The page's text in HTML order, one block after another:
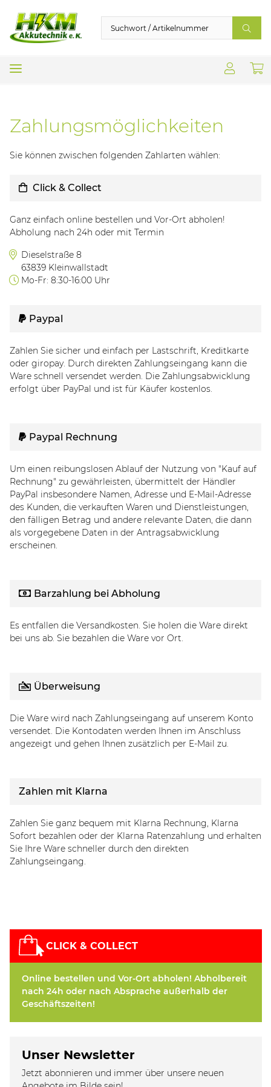
Zahlungsmöglichkeiten
Sie können zwischen folgenden Zahlarten wählen:
Click & Collect
Ganz einfach online bestellen und Vor-Ort abholen!
Abholung nach 24h oder mit Termin
Dieselstraße 8
63839 Kleinwallstadt
Mo-Fr: 8:30-16:00 Uhr
Paypal
Zahlen Sie sicher und einfach per Lastschrift, Kreditkarte
oder giropay. Durch direkten Zahlungseingang kann die
Ware schnell versendet werden. Die Zahlungsabwicklung
erfolgt über PayPal und ist für Käufer kostenlos.
Paypal Rechnung
Um einen reibungslosen Ablauf der Nutzung von "Kauf auf
Rechnung" zu gewährleisten, übermittelt der Händler
PayPal insbesondere Namen, Adresse und E-Mail-Adresse
des Kunden, die verkauften Waren und Dienstleistungen,
den fälligen Betrag und andere relevante Daten, die dann
als vorgegebene Daten in der Antragsabwicklung
erscheinen.
Barzahlung bei Abholung
Es entfallen die Versandkosten. Sie holen die Ware direkt
bei uns ab. Sie bezahlen die Ware vor Ort.
Überweisung
Die Ware wird nach Zahlungseingang auf unserem Konto
versendet. Die Kontodaten werden Ihnen im Anschluss
angezeigt und gehen Ihnen zusätzlich per E-Mail zu.
Zahlen mit Klarna
Zahlen Sie ganz bequem mit Klarna Rechnung, Klarna
Sofort bezahlen oder der Klarna Ratenzahlung und erhalten
Sie Ihre Ware schneller durch den direkten
Zahlungseingang.
CLICK & COLLECT
Online bestellen und Vor-Ort abholen! Abholbereit
nach 24h oder nach Absprache außerhalb der
Geschäftszeiten!
Unser Newsletter
Jetzt abonnieren und immer über unsere neuen